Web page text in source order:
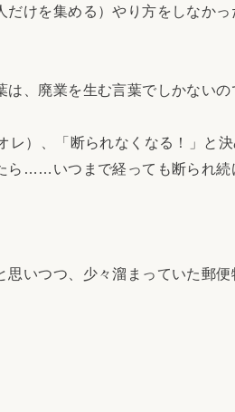
けを集める）やり方をしなか
、廃業を生む言葉でしかないの
）、「断られなくなる！」と
ら……いつまで経っても断られ続
いつつ、少々溜まっていた郵便